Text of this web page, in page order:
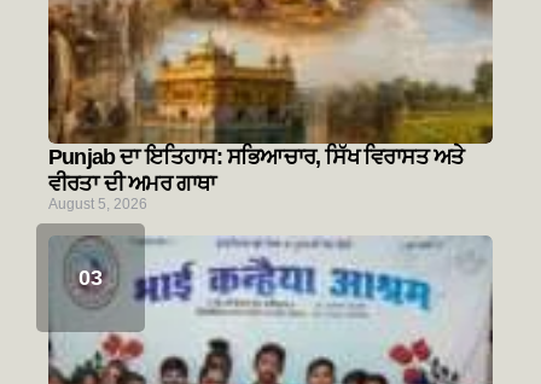
Punjab ਦਾ ਇਤਿਹਾਸ: ਸਭਿਆਚਾਰ, ਸਿੱਖ ਵਿਰਾਸਤ ਅਤੇ
ਵੀਰਤਾ ਦੀ ਅਮਰ ਗਾਥਾ
August 5, 2026